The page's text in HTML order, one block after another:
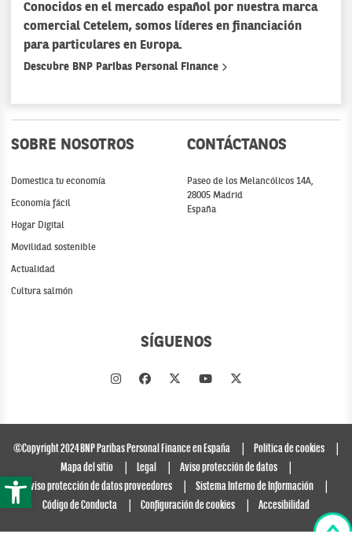
Abrir barra de herramientas
Conocidos en el mercado español por nuestra marca
comercial Cetelem, somos líderes en financiación
para particulares en Europa.
Descubre BNP Paribas Personal Finance
SOBRE NOSOTROS
Domestica tu economía
Economía fácil
Hogar Digital
Movilidad sostenible
Actualidad
Cultura salmón
CONTÁCTANOS
Paseo de los Melancólicos 14A,
28005 Madrid
España
SÍGUENOS
©Copyright 2024 BNP Paribas Personal Finance en España
Política de cookies
Mapa del sitio
Legal
Aviso protección de datos
Aviso protección de datos proveedores
Sistema Interno de Información
Código de Conducta
Configuración de cookies Accesibilidad